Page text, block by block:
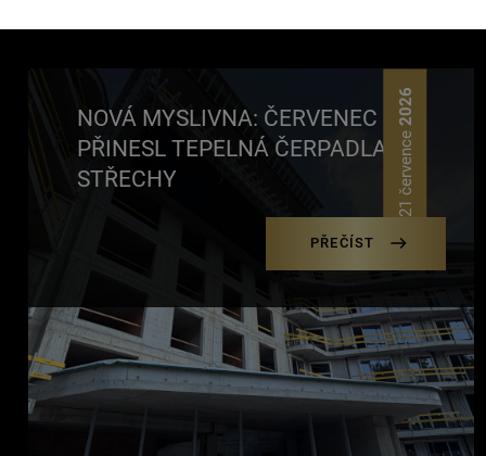
21 července
2026
NOVÁ MYSLIVNA: ČERVENEC
PŘINESL TEPELNÁ ČERPADLA NA
STŘECHY
PŘEČÍST